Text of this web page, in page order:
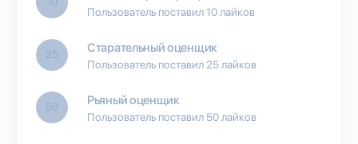
Пользователь поставил 10 лайков
25 Старательный оценщик
Пользователь поставил 25 лайков
50 Рьяный оценщик
Пользователь поставил 50 лайков